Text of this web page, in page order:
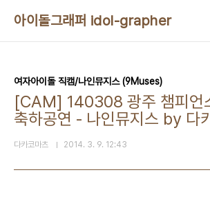
아이돌그래퍼 idol-grapher
여자아이돌 직캠/나인뮤지스 (9Muses)
[CAM] 140308 광주 챔피언
축하공연 - 나인뮤지스 by 다
다카코마츠 2014. 3. 9. 12:43